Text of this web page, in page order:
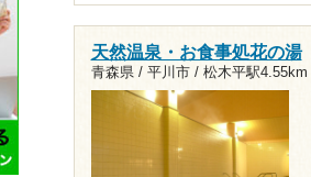
天然温泉・お食事処花の湯
青森県 / 平川市 / 松木平駅4.55km